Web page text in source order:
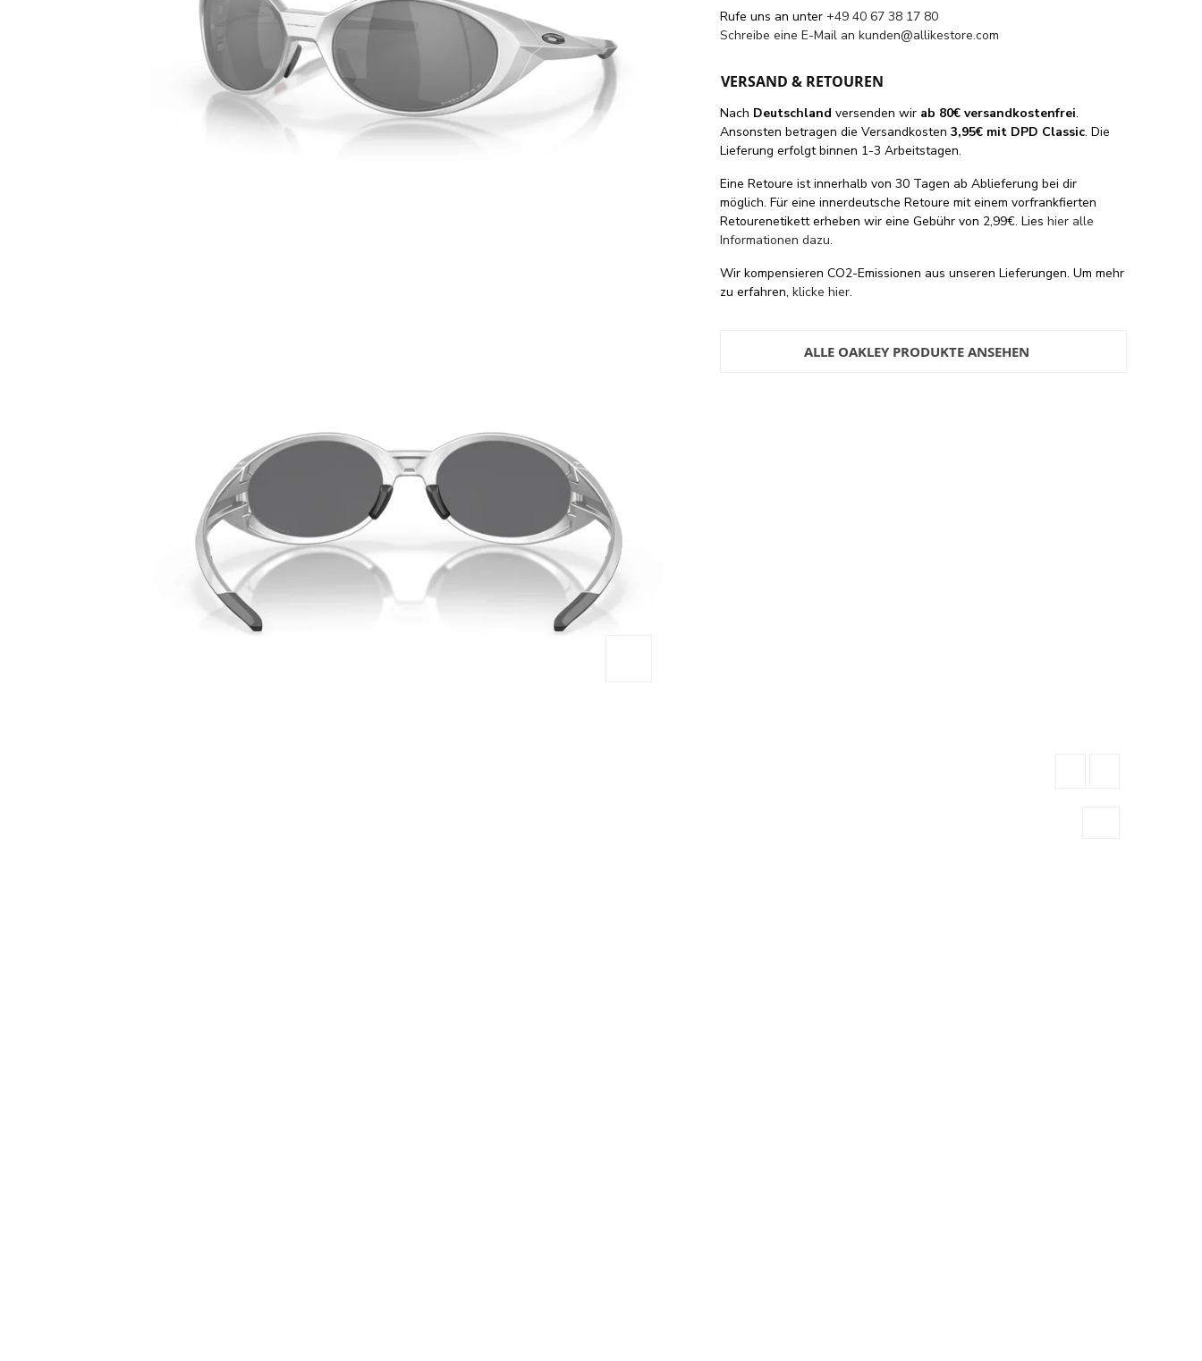
Rufe uns an unter+49 40 67 38 17 80
Schreibe eine E-Mail ankunden@allikestore.com
VERSAND & RETOUREN
Nach Deutschland versenden wir ab 80€ versandkostenfrei.
Ansonsten betragen die Versandkosten3,95€ mit DPD Classic. Die
Lieferung erfolgt binnen 1-3 Arbeitstagen.
Eine Retoure ist innerhalb von 30 Tagen ab Ablieferung bei dir
möglich. Für eine innerdeutsche Retoure mit einem vorfrankfierten
Retourenetikett erheben wir eine Gebühr von 2,99€. Lieshier alle
Informationen dazu.
Wir kompensieren CO2-Emissionen aus unseren Lieferungen. Um mehr
zu erfahren,klicke hier.
ALLE OAKLEY PRODUKTE ANSEHEN